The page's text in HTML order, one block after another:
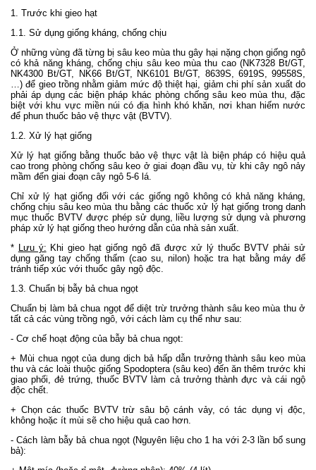
1. Trước khi gieo hạt
1.1. Sử dụng giống kháng, chống chịu
Ở những vùng đã từng bị sâu keo mùa thu gây hại nặng chọn giống ngô
có khả năng kháng, chống chịu sâu keo mùa thu cao (NK7328 Bt/GT,
NK4300 Bt/GT, NK66 Bt/GT, NK6101 Bt/GT, 8639S, 6919S, 99558S,
…) để gieo trồng nhằm giảm mức độ thiệt hại, giảm chi phí sản xuất do
phải áp dụng các biện pháp khác phòng chống sâu keo mùa thu, đặc
biệt với khu vực miền núi có địa hình khó khăn, nơi khan hiếm nước
để phun thuốc bảo vệ thực vật (BVTV).
1.2. Xử lý hạt giống
Xử lý hạt giống bằng thuốc bảo vệ thực vật là biện pháp có hiệu quả
cao trong phòng chống sâu keo ở giai đoạn đầu vụ, từ khi cây ngô nảy
mầm đến giai đoạn cây ngô 5-6 lá.
Chỉ xử lý hạt giống đối với các giống ngô không có khả năng kháng,
chống chịu sâu keo mùa thu bằng các thuốc xử lý hạt giống trong danh
mục thuốc BVTV được phép sử dụng, liều lượng sử dụng và phương
pháp xử lý hạt giống theo hướng dẫn của nhà sản xuất.
* Lưu ý: Khi gieo hạt giống ngô đã được xử lý thuốc BVTV phải sử
dụng găng tay chống thấm (cao su, nilon) hoặc tra hạt bằng máy để
tránh tiếp xúc với thuốc gây ngộ độc.
1.3. Chuẩn bị bẫy bả chua ngọt
Chuẩn bị làm bả chua ngọt để diệt trừ trưởng thành sâu keo mùa thu ở
tất cả các vùng trồng ngô, với cách làm cụ thể như sau:
- Cơ chế hoạt động của bẫy bả chua ngọt:
+ Mùi chua ngọt của dung dịch bả hấp dẫn trưởng thành sâu keo mùa
thu và các loài thuộc giống Spodoptera (sâu keo) đến ăn thêm trước khi
giao phối, đẻ trứng, thuốc BVTV làm cả trưởng thành đực và cái ngộ
độc chết.
+ Chọn các thuốc BVTV trừ sâu bộ cánh vảy, có tác dụng vị độc,
không hoặc ít mùi sẽ cho hiệu quả cao hơn.
- Cách làm bẫy bả chua ngọt (Nguyên liệu cho 1 ha với 2-3 lần bổ sung
bả):